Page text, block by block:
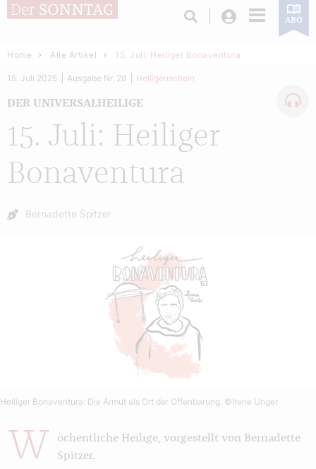
Login ABO
Home Alle Artikel 15. Juli: Heiliger Bonaventura
15. Juli: Heiliger
Bonaventura
DER UNIVERSALHEILIGE
15. Juli 2025 Ausgabe Nr. 28 Heiligenschein
Autor:
Bernadette Spitzer
Heiliger Bonaventura: Die Armut als Ort der Offenbarung. ©Irene Unger
W
öchentliche Heilige, vorgestellt von Bernadette
Spitzer.